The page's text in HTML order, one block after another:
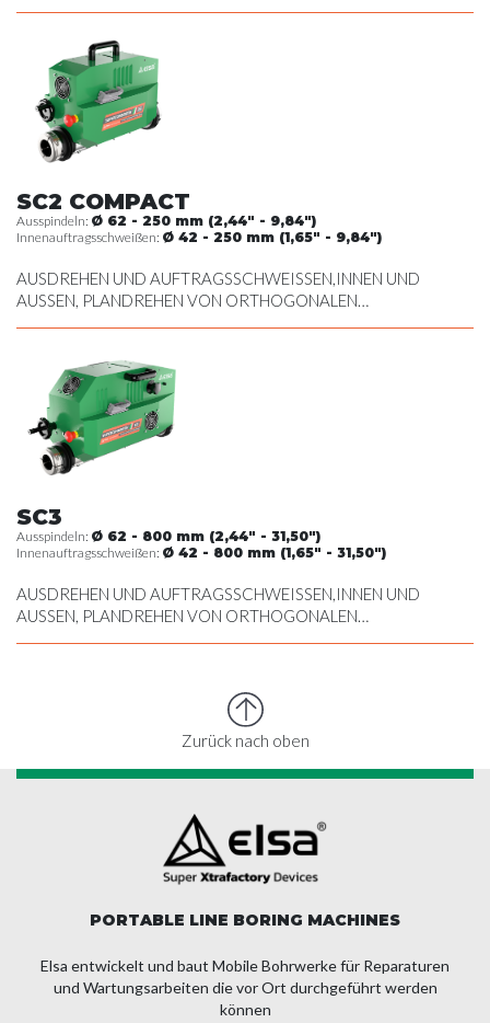
DREHEN AM AUSSENDURCHMESSER
SC2 COMPACT
Ausspindeln: Ø 62 - 250 mm (2,44" - 9,84")
Innenauftragsschweißen: Ø 42 - 250 mm (1,65" - 9,84")
AUSDREHEN UND AUFTRAGSSCHWEISSEN,INNEN UND
AUSSEN, PLANDREHEN VON ORTHOGONALEN
SC3
Ausspindeln: Ø 62 - 800 mm (2,44" - 31,50")
Innenauftragsschweißen: Ø 42 - 800 mm (1,65" - 31,50")
AUSDREHEN UND AUFTRAGSSCHWEISSEN,INNEN UND
AUSSEN, PLANDREHEN VON ORTHOGONALEN
Zurück nach oben
PORTABLE LINE BORING MACHINES
Elsa entwickelt und baut Mobile Bohrwerke für Reparaturen
und Wartungsarbeiten die vor Ort durchgeführt werden
können